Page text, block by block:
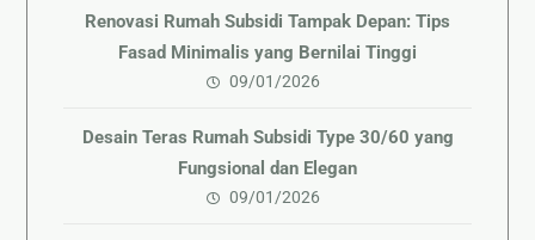
Renovasi Rumah Subsidi Tampak Depan: Tips
Fasad Minimalis yang Bernilai Tinggi
09/01/2026
Desain Teras Rumah Subsidi Type 30/60 yang
Fungsional dan Elegan
09/01/2026